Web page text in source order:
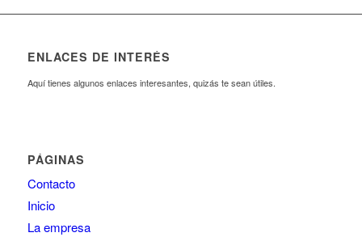
ENLACES DE INTERÉS
Aquí tienes algunos enlaces interesantes, quizás te sean útiles.
PÁGINAS
Contacto
Inicio
La empresa